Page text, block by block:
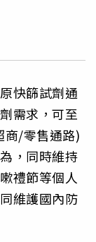
快篩試劑通
需求，可至
商/零售通路)
，同時維持
禮節等個人
維護國內防